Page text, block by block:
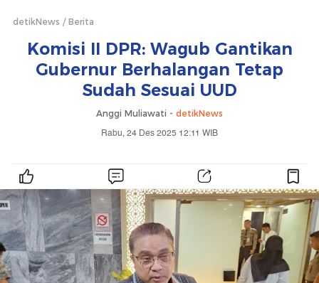
detikNews Berita
Komisi II DPR: Wagub Gantikan
Gubernur Berhalangan Tetap
Sudah Sesuai UUD
Anggi Muliawati - detikNews
Rabu, 24 Des 2025 12:11 WIB